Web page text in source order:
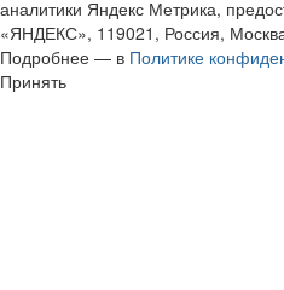
аналитики Яндекс Метрика,
«ЯНДЕКС», 119021, Россия,
Подробнее — в Политике
Принять